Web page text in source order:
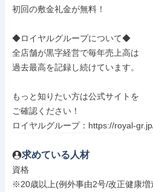
初回の敷金礼金が無料！
◆ロイヤルグループについて◆
全店舗が黒字経営で毎年売上高は
過去最高を記録し続けています。
もっと知りたい方は公式サイトを
ご確認ください！
ロイヤルグループ：https://royal-
求めている人材
資格
※20歳以上(例外事由2号/改正健康増